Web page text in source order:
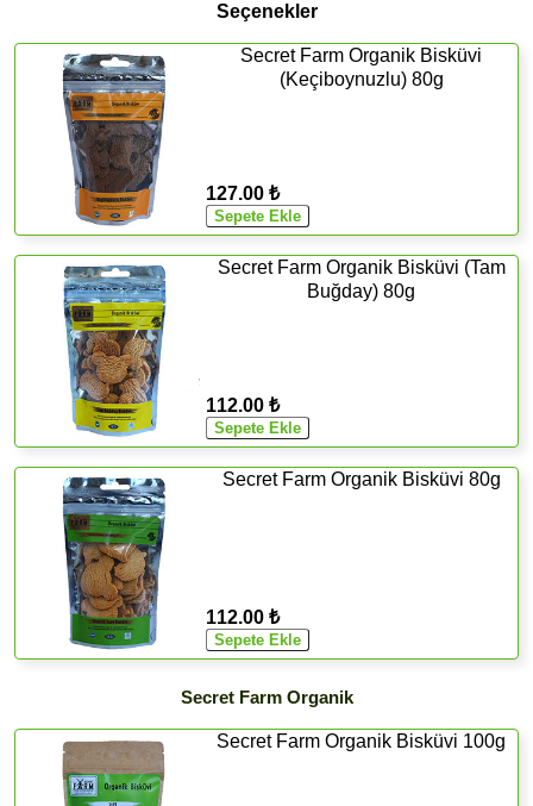
Seçenekler
Secret Farm Organik Bisküvi
(Keçiboynuzlu) 80g
127.00 ₺
Secret Farm Organik Bisküvi (Tam
Buğday) 80g
112.00 ₺
Secret Farm Organik Bisküvi 80g
112.00 ₺
Secret Farm Organik
Secret Farm Organik Bisküvi 100g